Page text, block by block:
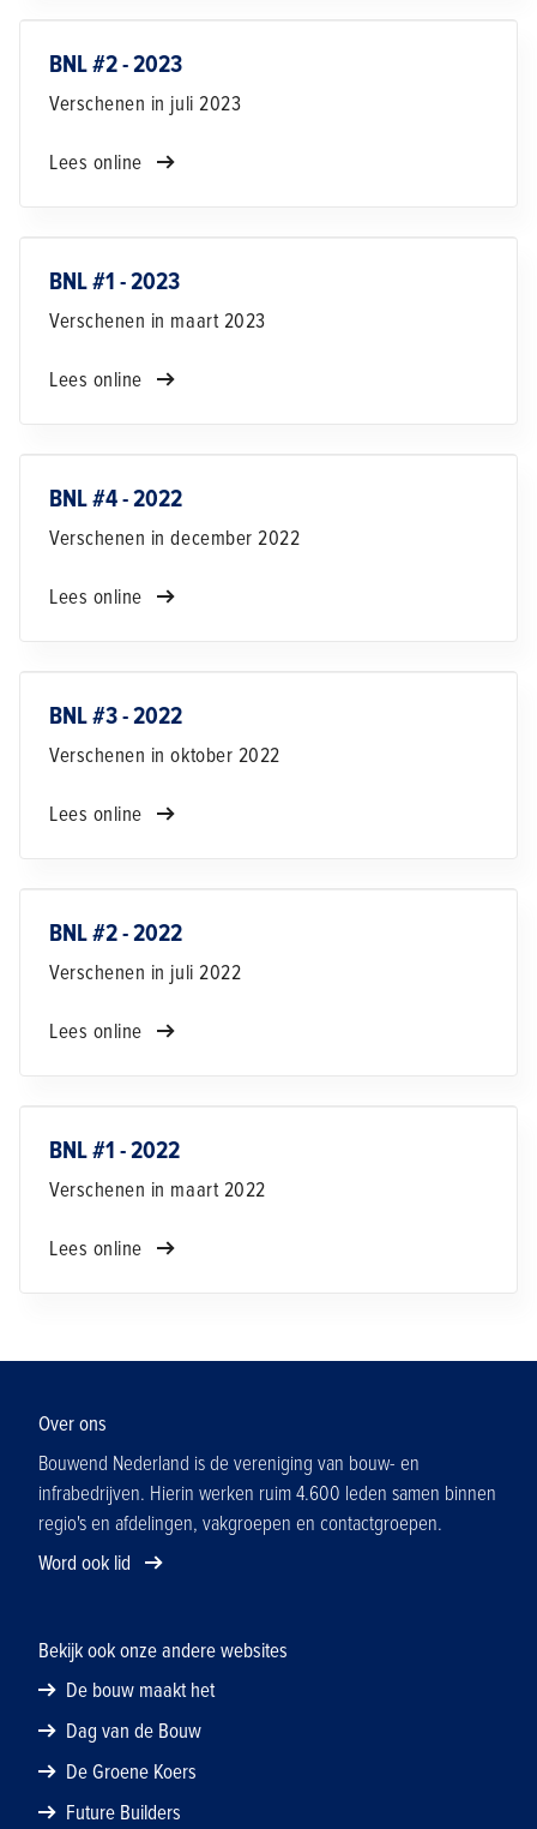
BNL #2 - 2023
Verschenen in juli 2023
Lees online
BNL #1 - 2023
Verschenen in maart 2023
Lees online
BNL #4 - 2022
Verschenen in december 2022
Lees online
BNL #3 - 2022
Verschenen in oktober 2022
Lees online
BNL #2 - 2022
Verschenen in juli 2022
Lees online
BNL #1 - 2022
Verschenen in maart 2022
Lees online
Over ons
Bouwend Nederland is de vereniging van bouw- en
infrabedrijven. Hierin werken ruim 4.600 leden samen binnen
regio's en afdelingen, vakgroepen en contactgroepen.
Word ook lid
Bekijk ook onze andere websites
De bouw maakt het
Dag van de Bouw
De Groene Koers
Future Builders